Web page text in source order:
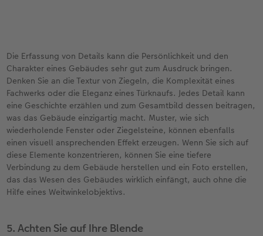
Die Erfassung von Details kann die Persönlichkeit und den
Charakter eines Gebäudes sehr gut zum Ausdruck bringen.
Denken Sie an die Textur von Ziegeln, die Komplexität eines
Fachwerks oder die Eleganz eines Türknaufs. Jedes Detail kann
eine Geschichte erzählen und zum Gesamtbild dessen beitragen,
was das Gebäude einzigartig macht. Muster, wie sich
wiederholende Fenster oder Ziegelsteine, können ebenfalls
einen visuell ansprechenden Effekt erzeugen. Wenn Sie sich auf
diese Elemente konzentrieren, können Sie eine tiefere
Verbindung zu dem Gebäude herstellen und ein Foto erstellen,
das das Wesen des Gebäudes wirklich einfängt, auch ohne die
Hilfe eines Weitwinkelobjektivs.
5. Achten Sie auf Ihre Blende